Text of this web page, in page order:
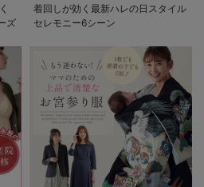
ズ
着回しが効く最新ハレの日スタイル
セレモニー6シーン